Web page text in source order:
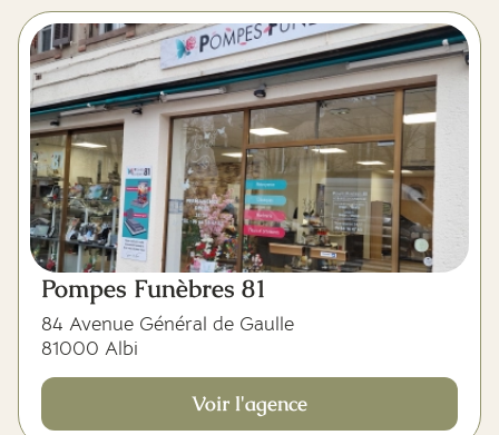
Pompes Funèbres 81
84 Avenue Général de Gaulle
81000 Albi
Voir l'agence